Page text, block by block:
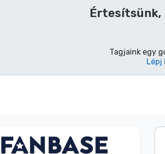
Értesítsünk,
Tagjaink egy
Lépj
Név nélkül Vásárló